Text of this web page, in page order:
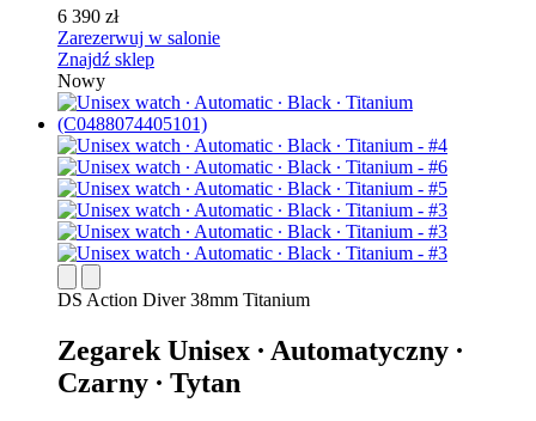
6 390 zł
Zarezerwuj w salonie
Znajdź sklep
Nowy
DS Action Diver 38mm Titanium
Zegarek Unisex ∙ Automatyczny ∙
Czarny ∙ Tytan